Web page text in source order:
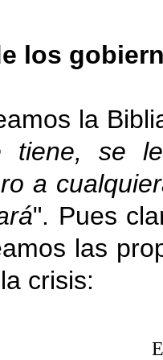
los
la
tiene, se
a
". Pues
las
crisis: